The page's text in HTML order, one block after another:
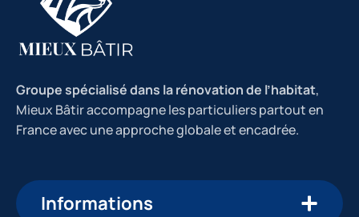
Groupe spécialisé dans la rénovation de l’habitat,
Mieux Bâtir accompagne les particuliers partout en
France avec une approche globale et encadrée.
Informations